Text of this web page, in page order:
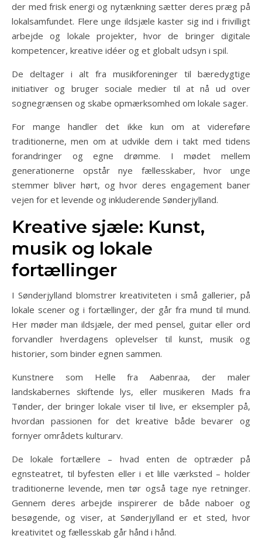
der med frisk energi og nytænkning sætter deres præg på
lokalsamfundet. Flere unge ildsjæle kaster sig ind i frivilligt
arbejde og lokale projekter, hvor de bringer digitale
kompetencer, kreative idéer og et globalt udsyn i spil.
De deltager i alt fra musikforeninger til bæredygtige
initiativer og bruger sociale medier til at nå ud over
sognegrænsen og skabe opmærksomhed om lokale sager.
For mange handler det ikke kun om at videreføre
traditionerne, men om at udvikle dem i takt med tidens
forandringer og egne drømme. I mødet mellem
generationerne opstår nye fællesskaber, hvor unge
stemmer bliver hørt, og hvor deres engagement baner
vejen for et levende og inkluderende Sønderjylland.
Kreative sjæle: Kunst,
musik og lokale
fortællinger
I Sønderjylland blomstrer kreativiteten i små gallerier, på
lokale scener og i fortællinger, der går fra mund til mund.
Her møder man ildsjæle, der med pensel, guitar eller ord
forvandler hverdagens oplevelser til kunst, musik og
historier, som binder egnen sammen.
Kunstnere som Helle fra Aabenraa, der maler
landskabernes skiftende lys, eller musikeren Mads fra
Tønder, der bringer lokale viser til live, er eksempler på,
hvordan passionen for det kreative både bevarer og
fornyer områdets kulturarv.
De lokale fortællere – hvad enten de optræder på
egnsteatret, til byfesten eller i et lille værksted – holder
traditionerne levende, men tør også tage nye retninger.
Gennem deres arbejde inspirerer de både naboer og
besøgende, og viser, at Sønderjylland er et sted, hvor
kreativitet og fællesskab går hånd i hånd.